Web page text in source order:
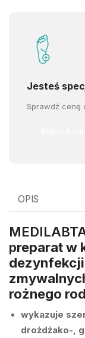
Jesteś
Sprawdź cenę
OPIS
MEDILAB
preparat w
rożnego
wykazuje
drożdżako-,